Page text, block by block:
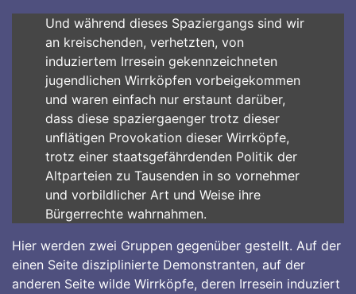
Und während dieses Spaziergangs sind wir
an kreischenden, verhetzten, von
induziertem Irresein gekennzeichneten
jugendlichen Wirrköpfen vorbeigekommen
und waren einfach nur erstaunt darüber,
dass diese spaziergaenger trotz dieser
unflätigen Provokation dieser Wirrköpfe,
trotz einer staatsgefährdenden Politik der
Altparteien zu Tausenden in so vornehmer
und vorbildlicher Art und Weise ihre
Bürgerrechte wahrnahmen.
Hier werden zwei Gruppen gegenüber gestellt. Auf der
einen Seite disziplinierte Demonstranten, auf der
anderen Seite wilde Wirrköpfe, deren Irresein induziert